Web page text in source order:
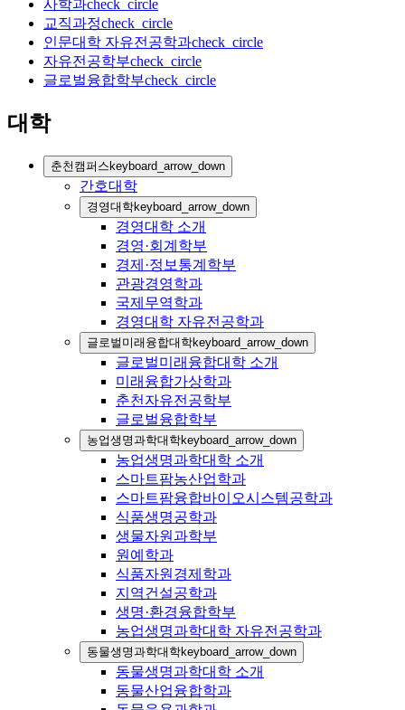
사학과check_circle
교직과정check_circle
인문대학 자유전공학과check_circle
자유전공학부check_circle
글로벌융합학부check_circle
대학
춘천캠퍼스keyboard_arrow_down
간호대학
경영대학keyboard_arrow_down
경영대학 소개
경영·회계학부
경제·정보통계학부
관광경영학과
국제무역학과
경영대학 자유전공학과
글로벌미래융합대학keyboard_arrow_down
글로벌미래융합대학 소개
미래융합가상학과
춘천자유전공학부
글로벌융합학부
농업생명과학대학keyboard_arrow_down
농업생명과학대학 소개
스마트팜농산업학과
스마트팜융합바이오시스템공학과
식품생명공학과
생물자원과학부
원예학과
식품자원경제학과
지역건설공학과
생명·환경융합학부
농업생명과학대학 자유전공학과
동물생명과학대학keyboard_arrow_down
동물생명과학대학 소개
동물산업융합학과